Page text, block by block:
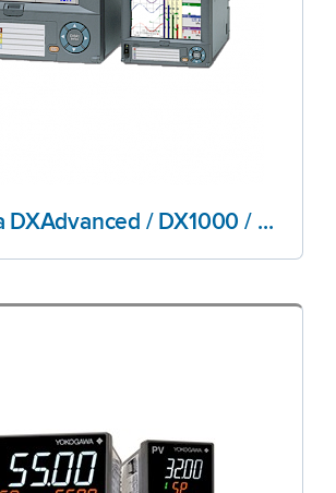
Yokogawa DXAdvanced / DX1000 / DX2000